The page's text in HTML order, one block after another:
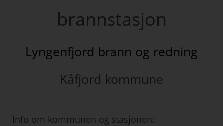
brannstasjon
Lyngenfjord brann og redning
Kåfjord kommune
Info om kommunen og stasjonen: